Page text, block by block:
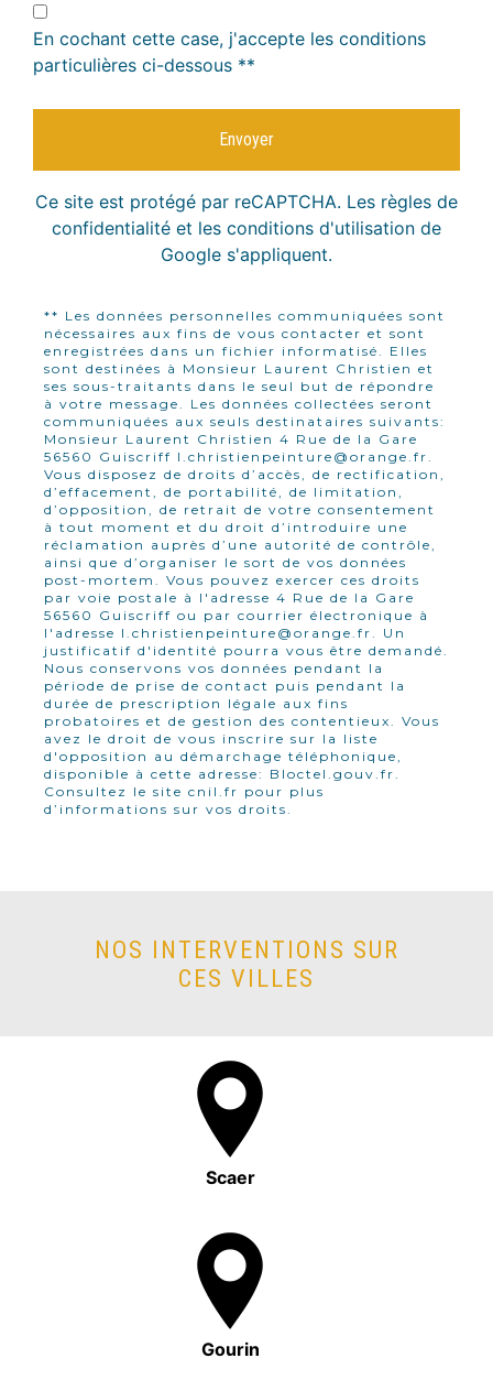
En cochant cette case, j'accepte les conditions
particulières ci-dessous **
Envoyer
Ce site est protégé par reCAPTCHA. Les règles de
confidentialité et les conditions d'utilisation de
Google s'appliquent.
** Les données personnelles communiquées sont
nécessaires aux fins de vous contacter et sont
enregistrées dans un fichier informatisé. Elles
sont destinées à Monsieur Laurent Christien et
ses sous-traitants dans le seul but de répondre
à votre message. Les données collectées seront
communiquées aux seuls destinataires suivants:
Monsieur Laurent Christien 4 Rue de la Gare
56560 Guiscriff l.christienpeinture@orange.fr.
Vous disposez de droits d’accès, de rectification,
d’effacement, de portabilité, de limitation,
d’opposition, de retrait de votre consentement
à tout moment et du droit d’introduire une
réclamation auprès d’une autorité de contrôle,
ainsi que d’organiser le sort de vos données
post-mortem. Vous pouvez exercer ces droits
par voie postale à l'adresse 4 Rue de la Gare
56560 Guiscriff ou par courrier électronique à
l'adresse l.christienpeinture@orange.fr. Un
justificatif d'identité pourra vous être demandé.
Nous conservons vos données pendant la
période de prise de contact puis pendant la
durée de prescription légale aux fins
probatoires et de gestion des contentieux. Vous
avez le droit de vous inscrire sur la liste
d'opposition au démarchage téléphonique,
disponible à cette adresse: Bloctel.gouv.fr
Consultez le site cnil.fr pour plus
d’informations sur vos droits.
NOS INTERVENTIONS SUR
CES VILLES
Scaer
Gourin